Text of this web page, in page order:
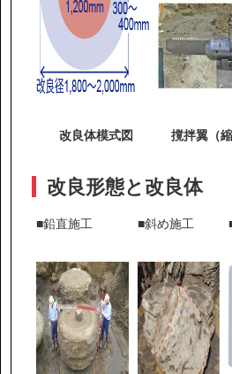
改良体模式図 撹拌翼（縮
改良形態と改良体
■鉛直施工 ■斜め施工